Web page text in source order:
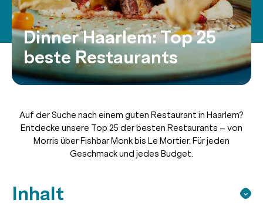
Dinner Haarlem: Top 25
beste Restaurants
Auf der Suche nach einem guten Restaurant in Haarlem?
Entdecke unsere Top 25 der besten Restaurants – von
Morris über Fishbar Monk bis Le Mortier. Für jeden
Geschmack und jedes Budget.
Inhalt